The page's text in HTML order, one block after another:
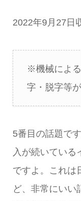
2022年9月27日
※機械によ
字・脱字等
5番目の話題で
入が続いている
ですよ。これは
ど、非常にいい